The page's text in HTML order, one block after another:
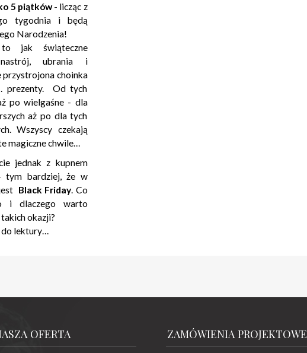
5 piątków- licząc z
tygodnia i będą
Narodzenia!
jak świąteczne
nastrój, ubrania i
przystrojona choinka
prezenty. Od tych
po wielgaśne - dla
aż po dla tych
Wszyscy czekają
magiczne chwile…
jednak z kupnem
tym bardziej, że w
Black Friday . Co
i dlaczego warto
okazji?
lektury…
OFERTA ZAMÓWIENIA PROJEKTOWE